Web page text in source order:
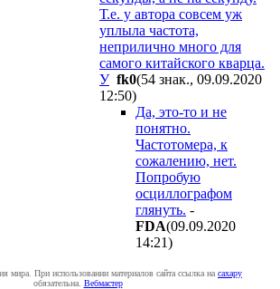
Т.е. у автора совсем уж
уплыла частота,
неприлично много для
самого китайского кварца.
У fk0(54 знак., 09.09.2020
12:50)
Да, это-то и не
понятно.
Частотомера, к
сожалению, нет.
Попробую
осциллографом
глянуть. -
FDA(09.09.2020
14:21)
мира. При использовании материалов сайта ссылка на caxapу
обязательна. Вебмастер